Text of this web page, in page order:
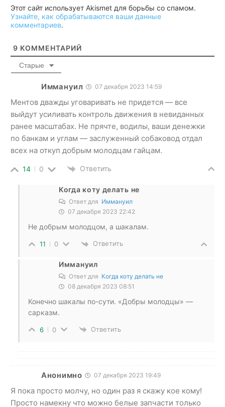
Этот сайт использует Akismet для борьбы со спамом.
Узнайте, как обрабатываются ваши данные
комментариев.
9 КОММЕНТАРИЙ
Старые
Иммануил 07 декабря 2023 14:59
Ментов дважды уговаривать не придется — все
выйдут усиливать контроль движения в невиданных
ранее масштабах. Не прячте, водилы, ваши денежки
по банкам и углам — заслуженный собаковод отдал
всех на откуп добрым молодцам гайцам.
14 0 Ответить
Когда коту делать не
Ответ для Иммануил
07 декабря 2023 22:42
Не добрым молодцом, а шакалам.
11 0 Ответить
Иммануил
Ответ для Когда коту делать не
08 декабря 2023 08:51
Конечно шакалы по-сути. «Добры молодцы» —
сарказм.
6 0 Ответить
Анонимно 07 декабря 2023 19:49
Я пока просто молчу, но один раз я скажу кое кому!
Просто намекну что можно белые запчасти только